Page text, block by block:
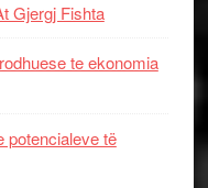
Gjergj Fishta
te ekonomia
potencialeve të